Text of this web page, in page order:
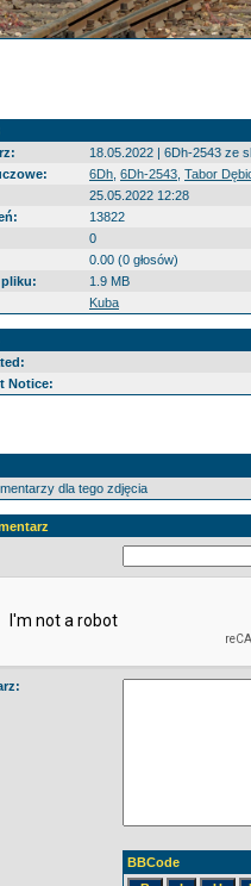
18.05.2022 | 6Dh-2543 ze
6Dh 6Dh-2543 Tabor
25.05.2022 12:28
13822
0
0.00 (0 głosów)
pliku:
1.9 MB
Kuba
Notice:
dla tego zdjęcia
BBCode